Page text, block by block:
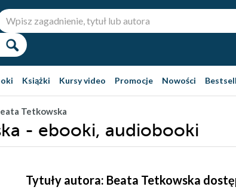
Książki Kursy video Promocje Nowości
Tetkowska
- ebooki, audiobooki
Tytuły autora: Beata Tetkowska